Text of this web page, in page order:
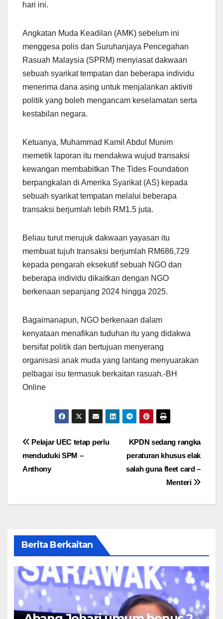
hari ini.
Angkatan Muda Keadilan (AMK) sebelum ini
menggesa polis dan Suruhanjaya Pencegahan
Rasuah Malaysia (SPRM) menyiasat dakwaan
sebuah syarikat tempatan dan beberapa individu
menerima dana asing untuk menjalankan aktiviti
politik yang boleh mengancam keselamatan serta
kestabilan negara.
Ketuanya, Muhammad Kamil Abdul Munim
memetik laporan itu mendakwa wujud transaksi
kewangan membabitkan The Tides Foundation
berpangkalan di Amerika Syarikat (AS) kepada
sebuah syarikat tempatan melalui beberapa
transaksi berjumlah lebih RM1.5 juta.
Beliau turut merujuk dakwaan yayasan itu
membuat tujuh transaksi berjumlah RM686,729
kepada pengarah eksekutif sebuah NGO dan
beberapa individu dikaitkan dengan NGO
berkenaan sepanjang 2024 hingga 2025.
Bagaimanapun, NGO berkenaan dalam
kenyataan menafikan tuduhan itu yang didakwa
bersifat politik dan bertujuan menyerang
organisasi anak muda yang lantang menyuarakan
pelbagai isu termasuk berkaitan rasuah.-BH
Online
Post
navigation
KPDN sedang rangka
peraturan khusus elak
salah guna fleet card –
Menteri
Pelajar UEC tetap perlu
menduduki SPM –
Anthony
Berita Berkaitan